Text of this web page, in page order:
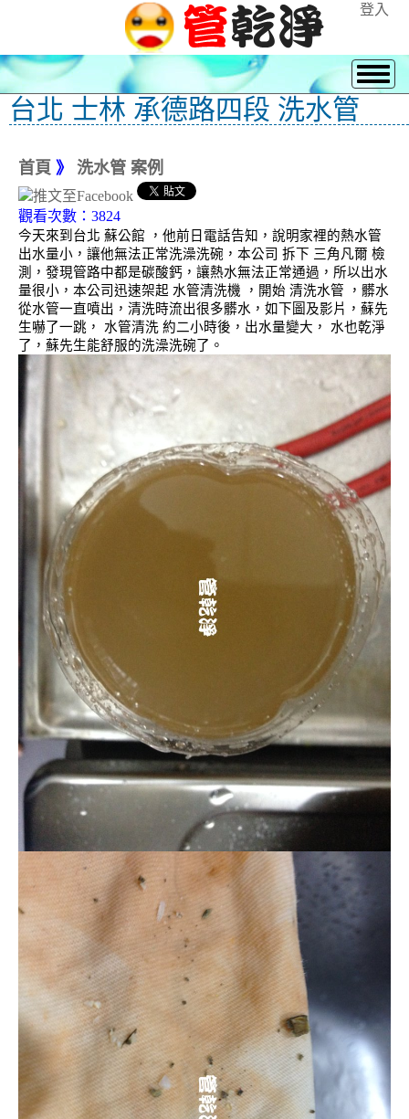
登入
台北 士林 承德路四段 洗水管
首頁 》 洗水管 案例
觀看次數：3824
今天來到台北 蘇公館 ，他前日電話告知，說明家裡的熱水管
出水量小，讓他無法正常洗澡洗碗，本公司 拆下 三角凡爾 檢
測，發現管路中都是碳酸鈣，讓熱水無法正常通過，所以出水
量很小，本公司迅速架起 水管清洗機 ，開始 清洗水管 ，髒水
從水管一直噴出，清洗時流出很多髒水，如下圖及影片，蘇先
生嚇了一跳， 水管清洗 約二小時後，出水量變大， 水也乾淨
了，蘇先生能舒服的洗澡洗碗了。